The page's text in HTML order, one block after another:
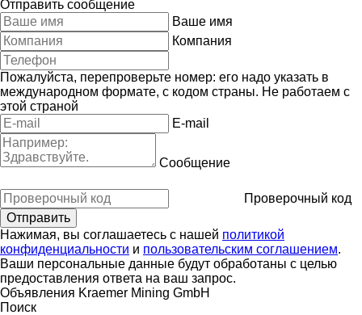
Отправить сообщение
Ваше имя
Компания
Пожалуйста, перепроверьте номер: его надо указать в
международном формате, с кодом страны. Не работаем с
этой страной
E-mail
Сообщение
Проверочный код
Нажимая, вы соглашаетесь с нашей политикой
конфиденциальности и пользовательским соглашением.
Ваши персональные данные будут обработаны с целью
предоставления ответа на ваш запрос.
Объявления Kraemer Mining GmbH
Поиск